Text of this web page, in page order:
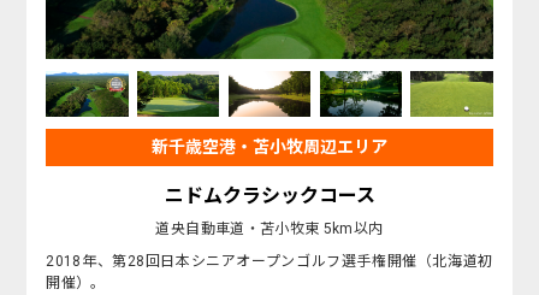
新千歳空港・苫小牧周辺エリア
ニドムクラシックコース
道央自動車道・苫小牧東 5km以内
2018年、第28回日本シニアオープンゴルフ選手権開催（北海道初
開催）。